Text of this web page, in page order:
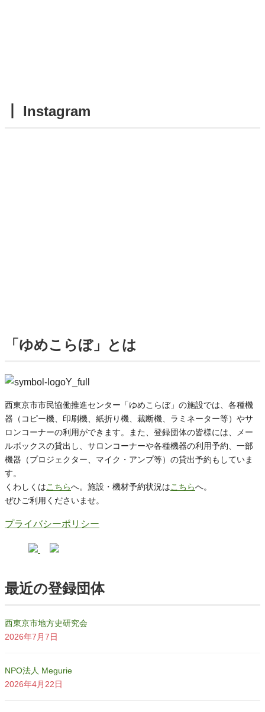
┃ Instagram
「ゆめこらぼ」とは
西東京市市民協働推進センター「ゆめこらぼ」の施設では、各種機
器（コピー機、印刷機、紙折り機、裁断機、ラミネーター等）やサ
ロンコーナーの利用ができます。また、登録団体の皆様には、メー
ルボックスの貸出し、サロンコーナーや各種機器の利用予約、一部
機器（プロジェクター、マイク・アンプ等）の貸出予約もしていま
す。
くわしくはこちらへ。施設・機材予約状況はこちらへ。
ぜひご利用くださいませ。
プライバシーポリシー
最近の登録団体
西東京市地方史研究会
2026年7月7日
NPO法人 Megurie
2026年4月22日